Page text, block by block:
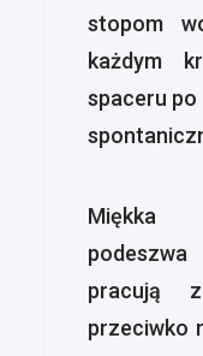
stopom
każdym
spaceru po
Miękka
pracują
przeciwko